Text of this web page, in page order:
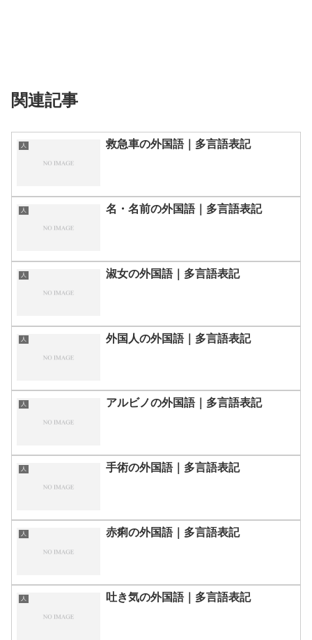
関連記事
人 救急車の外国語｜多言語表記
人 名・名前の外国語｜多言語表記
人 淑女の外国語｜多言語表記
人 外国人の外国語｜多言語表記
人 アルビノの外国語｜多言語表記
人 手術の外国語｜多言語表記
人 赤痢の外国語｜多言語表記
人 吐き気の外国語｜多言語表記